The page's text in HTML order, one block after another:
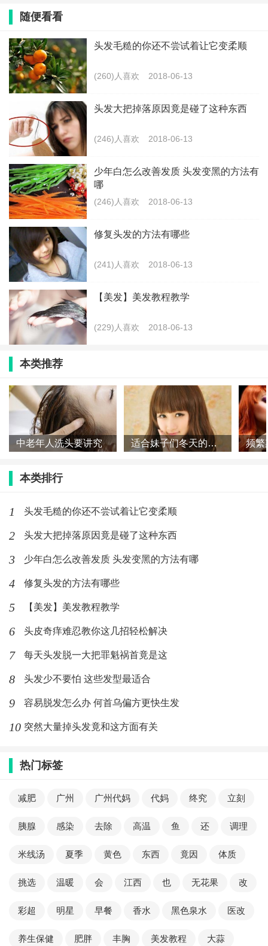
随便看看
头发毛糙的你还不尝试着让它变柔顺
(260)人喜欢 2018-06-13
头发大把掉落原因竟是碰了这种东西
(246)人喜欢 2018-06-13
少年白怎么改善发质 头发变黑的方法有
哪
(246)人喜欢 2018-06-13
修复头发的方法有哪些
(241)人喜欢 2018-06-13
【美发】美发教程教学
(229)人喜欢 2018-06-13
本类推荐
中老年人洗头要讲究 适合妹子们冬天的美丽又可爱发型
本类排行
1 头发毛糙的你还不尝试着让它变柔顺
2 头发大把掉落原因竟是碰了这种东西
3 少年白怎么改善发质 头发变黑的方法有哪
4 修复头发的方法有哪些
5 【美发】美发教程教学
6 头皮奇痒难忍教你这几招轻松解决
7 每天头发脱一大把罪魁祸首竟是这
8 头发少不要怕 这些发型最适合
9 容易脱发怎么办 何首乌偏方更快生发
10 突然大量掉头发竟和这方面有关
热门标签
减肥 广州 广州代妈 代妈 终究 立刻
胰腺 感染 去除 高温 鱼 还 调理
米线汤 夏季 黄色 东西 竟因 体质
挑选 温暖 会 江西 也 无花果 改
彩超 明星 早餐 香水 黑色泉水 医改
养生保健 肥胖 丰胸 美发教程 大蒜